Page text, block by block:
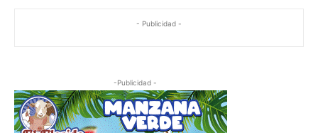
- Publicidad -
-Publicidad -